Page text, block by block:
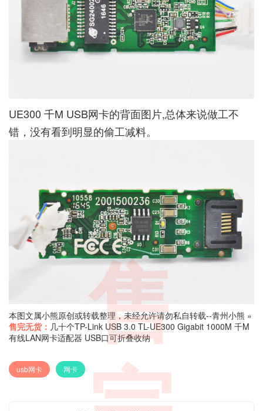
UE300 千M USB网卡的背面图片,总体来说做工不
错，没有看到明显的偷工减料。
本图文属小熊原创或转载整理，未经允许请勿私自转载--青州小熊 »
售完无货： 几十个TP-Link USB 3.0 TL-UE300 Gigabit 1000M 千M
有线LAN网卡适配器 USB口可折叠收纳
usb网卡 网卡
售